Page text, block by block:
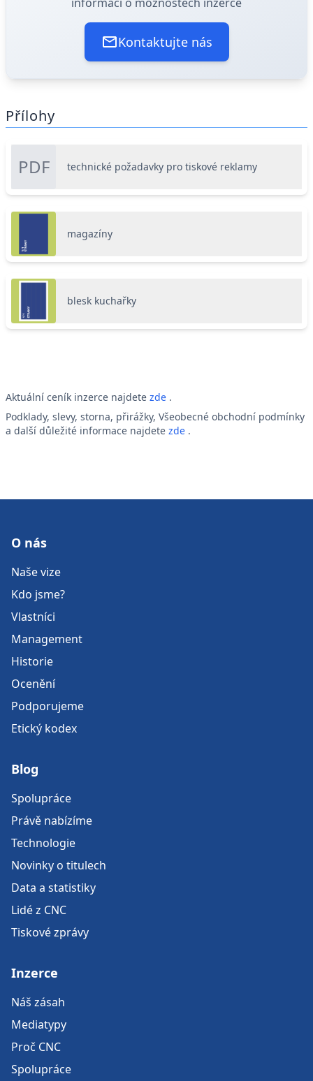
Kontaktujte nás
Přílohy
PDF technické požadavky pro tiskové reklamy
magazíny
blesk kuchařky
Aktuální ceník inzerce najdete zde .
Podklady, slevy, storna, přirážky, Všeobecné obchodní podmínky
a další důležité informace najdete zde .
O nás
Naše vize
Kdo jsme?
Vlastníci
Management
Historie
Ocenění
Podporujeme
Etický kodex
Blog
Spolupráce
Právě nabízíme
Technologie
Novinky o titulech
Data a statistiky
Lidé z CNC
Tiskové zprávy
Inzerce
Náš zásah
Mediatypy
Proč CNC
Spolupráce